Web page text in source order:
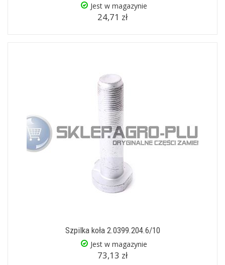
Jest w magazynie
24,71 zł
Szpilka koła 2.0399.204.6/10
Jest w magazynie
73,13 zł